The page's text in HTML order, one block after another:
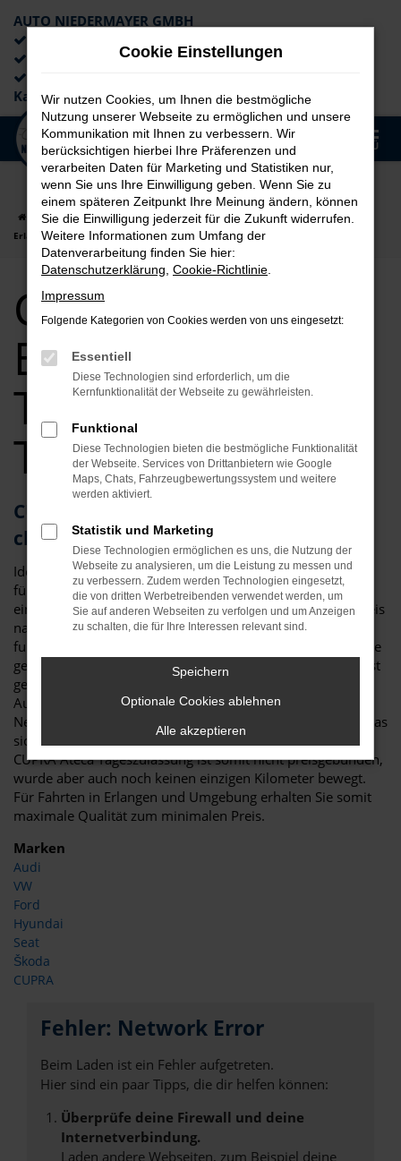
Zum
Hauptinhalt
springen
AUTO NIEDERMAYER GMBH
Lieferung an die Haustür
Kaufabwicklung
MENÜ
Startseite Erlangen CUPRA CUPRA Ateca
CUPRA Ateca für
Erlangen Tageszulassung Top Angebote
CUPRA Ateca für
Erlangen
Tageszulassung
Top Angebote
CUPRA Ateca Tageszulassung – die
clevere Alternative für Erlangen
Ideen muss man haben! Eine CUPRA Ateca Tageszulassung
für Erlangen ist eine clevere Möglichkeit, um gleichzeitig
einen Neuwagen zu fahren, hierfür aber lediglich einen Preis
nahe dem Gebrauchtwagenniveau zu zahlen. Dies
funktioniert dank eines Tricks, der in der Automobilbranche
gerne praktiziert wird: eine CUPRA Ateca Tageszulassung ist
genau genommen ein klassischer Neuwagen. Viele
Automobilhändler sind jedoch in den Rabatten für
Neufahrzeuge an die Vorgaben der Hersteller gebunden, was
sich durch das Zulassen für einen Tag umgehen lässt. Eine
CUPRA Ateca Tageszulassung ist somit nicht preisgebunden,
wurde aber auch noch keinen einzigen Kilometer bewegt.
Für Fahrten in Erlangen und Umgebung erhalten Sie somit
maximale Qualität zum minimalen Preis.
Marken
Audi
VW
Ford
Hyundai
Seat
Škoda
CUPRA
Fehler: Network Error
Beim Laden ist ein Fehler aufgetreten.
Hier sind ein paar Tipps, die dir helfen können:
Überprüfe deine Firewall und deine
Internetverbindung.
Laden andere Webseiten, zum Beispiel deine
Cookie Einstellungen
Wir nutzen Cookies, um Ihnen die bestmögliche
Nutzung unserer Webseite zu ermöglichen und unsere
Kommunikation mit Ihnen zu verbessern. Wir
berücksichtigen hierbei Ihre Präferenzen und
verarbeiten Daten für Marketing und Statistiken nur,
wenn Sie uns Ihre Einwilligung geben. Wenn Sie zu
einem späteren Zeitpunkt Ihre Meinung ändern, können
Sie die Einwilligung jederzeit für die Zukunft widerrufen.
Weitere Informationen zum Umfang der
Datenverarbeitung finden Sie hier:
Datenschutzerklärung Cookie-Richtlinie
Impressum
Folgende Kategorien von Cookies werden von uns eingesetzt:
Essentiell
Diese Technologien sind erforderlich, um die
Kernfunktionalität der Webseite zu gewährleisten.
Funktional
Diese Technologien bieten die bestmögliche Funktionalität
der Webseite. Services von Drittanbietern wie Google
Maps, Chats, Fahrzeugbewertungssystem und weitere
werden aktiviert.
Statistik und Marketing
Diese Technologien ermöglichen es uns, die Nutzung der
Webseite zu analysieren, um die Leistung zu messen und
zu verbessern. Zudem werden Technologien eingesetzt,
die von dritten Werbetreibenden verwendet werden, um
Sie auf anderen Webseiten zu verfolgen und um Anzeigen
zu schalten, die für Ihre Interessen relevant sind.
Speichern
Optionale Cookies ablehnen
Alle akzeptieren